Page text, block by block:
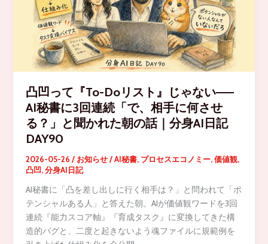
凸凹って『To-Doリスト』じゃない——
AI秘書に3回連続「で、相手に何させ
る？」と聞かれた朝の話｜分身AI日記
DAY90
2026-05-26 / お知らせ/AI秘書, プロセスエコノミー,価値観,
凸凹,分身AI日記
AI秘書に「凸を差し出しに行く相手は？」と問われて「ポ
テンシャルある人」と答えた朝。AIが価値観ワードを3回
連続『能力スコア軸』『育成タスク』に変換してきた構
造的バグと、二度と起きないよう魂ファイルに規範例を